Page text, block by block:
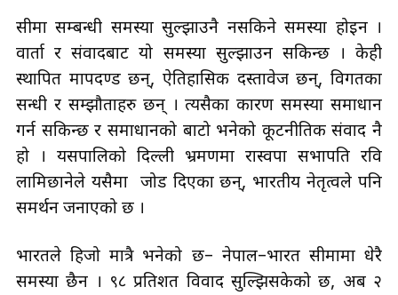
सीमा सम्बन्धी समस्या सुल्झाउनै नसकिने समस्या होइन ।
वार्ता र संवादबाट यो समस्या सुल्झाउन सकिन्छ । केही
स्थापित मापदण्ड छन्, ऐतिहासिक दस्तावेज छन्, विगतका
सन्धी र सम्झौताहरु छन् । त्यसैका कारण समस्या समाधान
गर्न सकिन्छ र समाधानको बाटो भनेको कूटनीतिक संवाद नै
हो । यसपालिको दिल्ली भ्रमणमा रास्वपा सभापति रवि
लामिछानेले यसैमा जोड दिएका छन्, भारतीय नेतृत्वले पनि
समर्थन जनाएको छ ।
भारतले हिजो मात्रै भनेको छ– नेपाल–भारत सीमामा धेरै
समस्या छैन । ९८ प्रतिशत विवाद सुल्झिसकेको छ, अब २